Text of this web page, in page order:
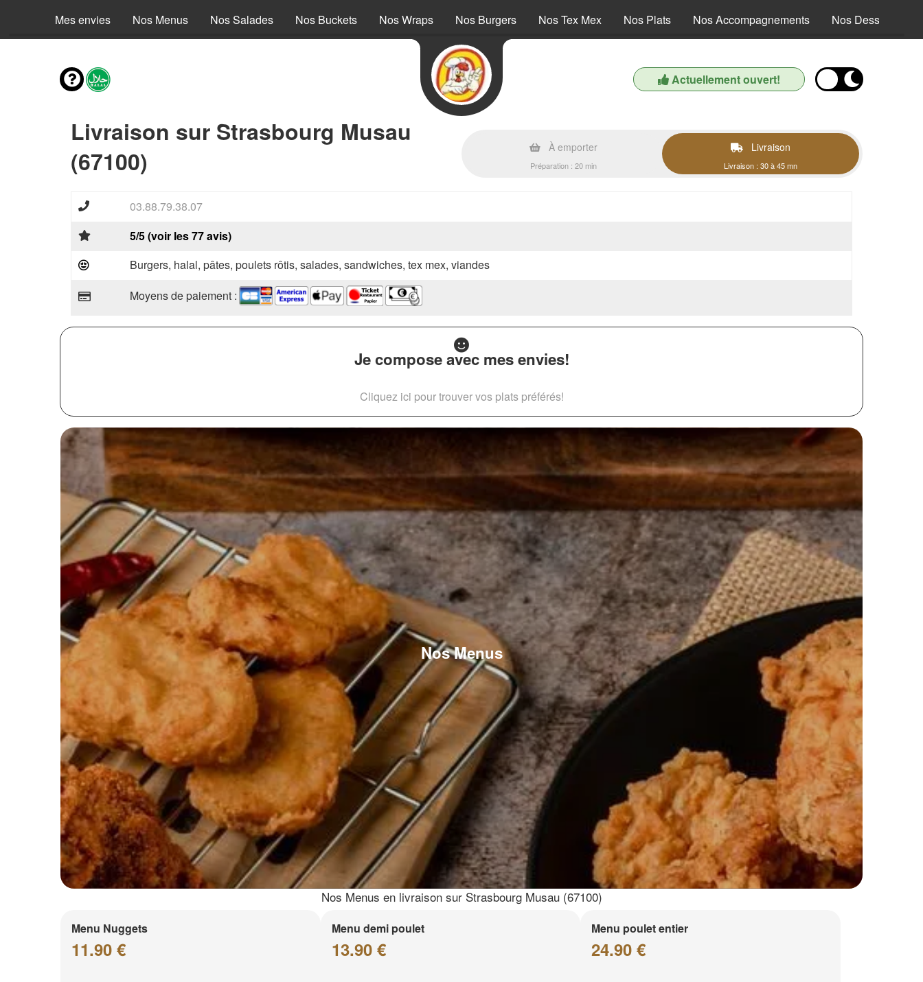
Mes envies Nos Menus Nos Salades Nos Buckets Nos Wraps Nos Burgers Nos Tex Mex Nos Plats Nos Accompagnements Nos Desserts
Actuellement ouvert!
Livraison sur Strasbourg Musau
(67100)
À emporter
Préparation : 20 min
Livraison
Livraison : 30 à 45 mn
03.88.79.38.07
5/5 (voir les 77 avis)
Burgers, halal, pâtes, poulets rôtis, salades, sandwiches, tex mex, viandes
Moyens de paiement :
Je compose avec mes envies!
Cliquez ici pour trouver vos plats préférés!
Nos Menus
Nos Menus en livraison sur Strasbourg Musau (67100)
Menu Nuggets
11.90 €
Menu demi poulet
13.90 €
Menu poulet entier
24.90 €